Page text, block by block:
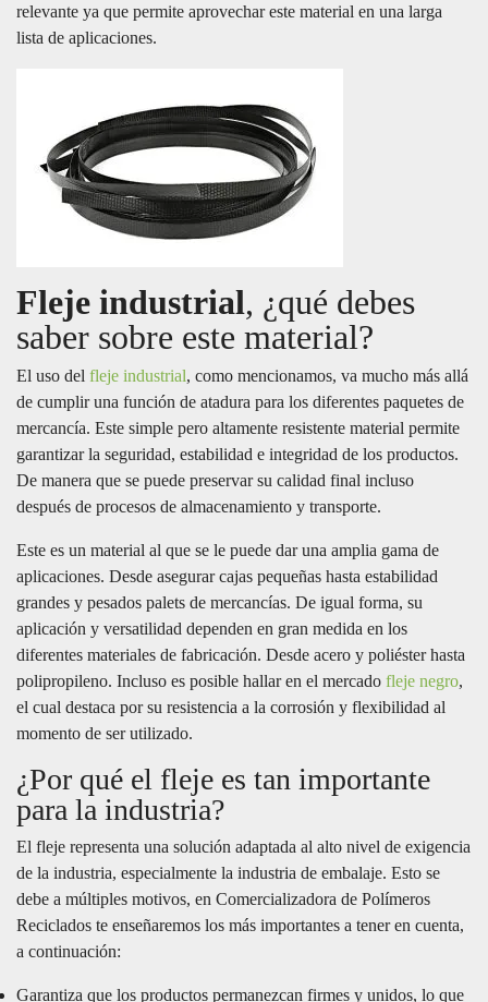
relevante ya que permite aprovechar este material en una larga
lista de aplicaciones.
Fleje industrial, ¿qué debes
saber sobre este material?
El uso del fleje industrial, como mencionamos, va mucho más allá
de cumplir una función de atadura para los diferentes paquetes de
mercancía. Este simple pero altamente resistente material permite
garantizar la seguridad, estabilidad e integridad de los productos.
De manera que se puede preservar su calidad final incluso
después de procesos de almacenamiento y transporte.
Este es un material al que se le puede dar una amplia gama de
aplicaciones. Desde asegurar cajas pequeñas hasta estabilidad
grandes y pesados palets de mercancías. De igual forma, su
aplicación y versatilidad dependen en gran medida en los
diferentes materiales de fabricación. Desde acero y poliéster hasta
polipropileno. Incluso es posible hallar en el mercado fleje negro,
el cual destaca por su resistencia a la corrosión y flexibilidad al
momento de ser utilizado.
¿Por qué el fleje es tan importante
para la industria?
El fleje representa una solución adaptada al alto nivel de exigencia
de la industria, especialmente la industria de embalaje. Esto se
debe a múltiples motivos, en Comercializadora de Polímeros
Reciclados te enseñaremos los más importantes a tener en cuenta,
a continuación:
Garantiza que los productos permanezcan firmes y unidos, lo que